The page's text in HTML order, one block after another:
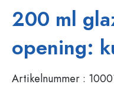
Potten
200 ml
opening:
Artikelnummer :